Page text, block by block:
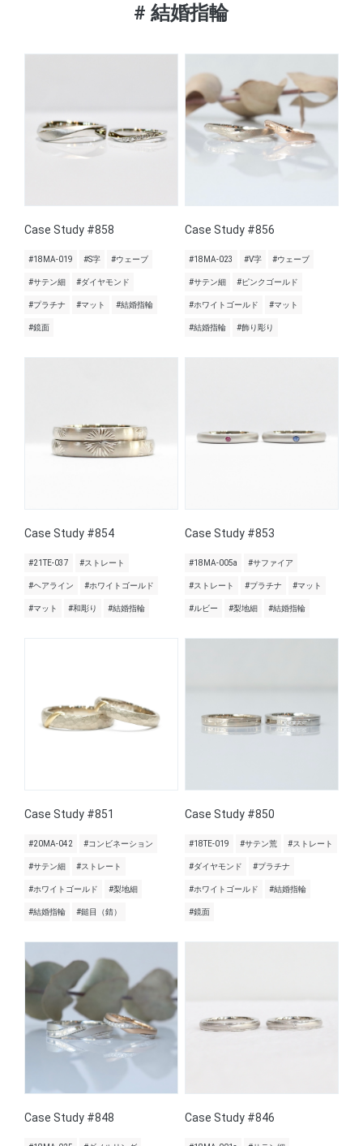
#結婚指輪
Case Study #858
#18MA-019 #S字 #ウェーブ
#サテン細 #ダイヤモンド
#プラチナ #マット #結婚指輪
#鏡面
Case Study #856
#18MA-023 #V字 #ウェーブ
#サテン細 #ピンクゴールド
#ホワイトゴールド #マット
#結婚指輪 #飾り彫り
Case Study #854
#21TE-037 #ストレート
#ヘアライン #ホワイトゴールド
#マット #和彫り #結婚指輪
Case Study #853
#18MA-005a #サファイア
#ストレート #プラチナ #マット
#ルビー #梨地細 #結婚指輪
Case Study #851
#20MA-042 #コンビネーション
#サテン細 #ストレート
#ホワイトゴールド #梨地細
#結婚指輪 #鎚目（錆）
Case Study #850
#18TE-019 #サテン荒 #ストレート
#ダイヤモンド #プラチナ
#ホワイトゴールド #結婚指輪
#鏡面
Case Study #848 Case Study #846